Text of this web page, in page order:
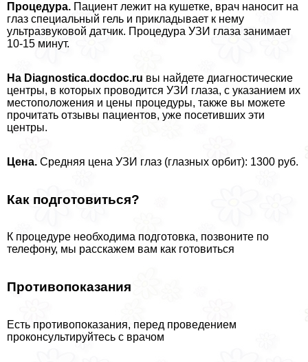
Процедypa. Пациент лежит на кушетке, врач наносит на
глаз специальный гель и прикладывает к нему
ультразвуковой датчик. Процедypa УЗИ глаза занимает
10-15 минут.
На Diagnostica.docdoc.ru вы найдете диагностические
центры, в которых проводится УЗИ глаза, с указанием их
местоположения и цены процедуры, также вы можете
прочитать отзывы пациентов, уже посетивших эти
центры.
Цена. Средняя цена УЗИ глаз (глазных орбит): 1300 руб.
Как подготовиться?
К процедуре необходима подготовка, позвоните по
телефону, мы расскажем вам как готовиться
Противопоказания
Есть противопоказания, перед проведением
проконсультируйтесь с врачом